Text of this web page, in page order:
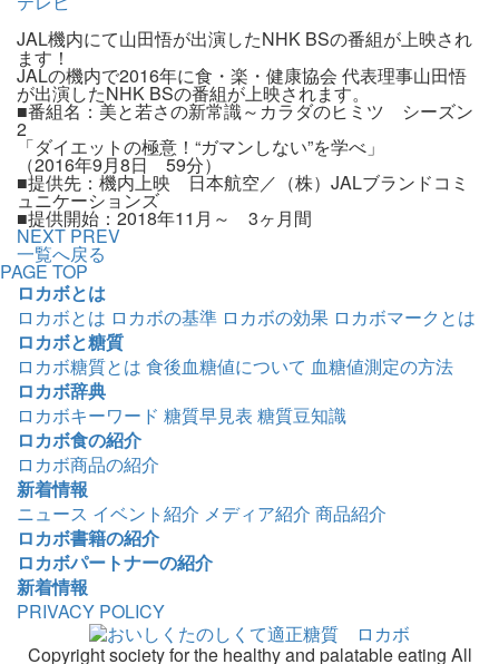
JAL機内にて山田悟が出演したNHK BSの番組が上映され
ます！
JALの機内で2016年に食・楽・健康協会 代表理事山田悟
が出演したNHK BSの番組が上映されます。
■番組名：美と若さの新常識～カラダのヒミツ シーズン
2
「ダイエットの極意！“ガマンしない”を学べ」
（2016年9月8日 59分）
■提供先：機内上映 日本航空／（株）JALブランドコミ
ュニケーションズ
■提供開始：2018年11月～ 3ヶ月間
NEXT PREV
一覧へ戻る
PAGE TOP
ロカボとは
ロカボとは ロカボの基準 ロカボの効果 ロカボマークとは
ロカボと糖質
ロカボ糖質とは 食後血糖値について 血糖値測定の方法
ロカボ辞典
ロカボキーワード 糖質早見表 糖質豆知識
ロカボ食の紹介
ロカボ商品の紹介
新着情報
ニュース イベント紹介 メディア紹介 商品紹介
ロカボ書籍の紹介
ロカボパートナーの紹介
新着情報
PRIVACY POLICY
Copyright society for the healthy and palatable eating All